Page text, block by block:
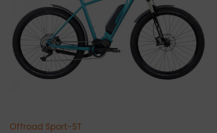
Offroad Sport-ST